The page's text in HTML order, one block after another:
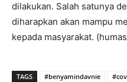
dilakukan. Salah satunya
diharapkan akan mampu
kepada masyarakat.
TAGS #benyamindavnie